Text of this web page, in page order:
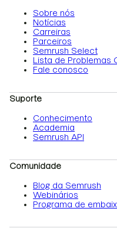
Sobre nós
Notícias
Carreiras
Parceiros
Semrush Select
Lista de Problemas
Fale conosco
Suporte
Conhecimento
Academia
Semrush API
Comunidade
Blog da Semrush
Webinários
Programa de